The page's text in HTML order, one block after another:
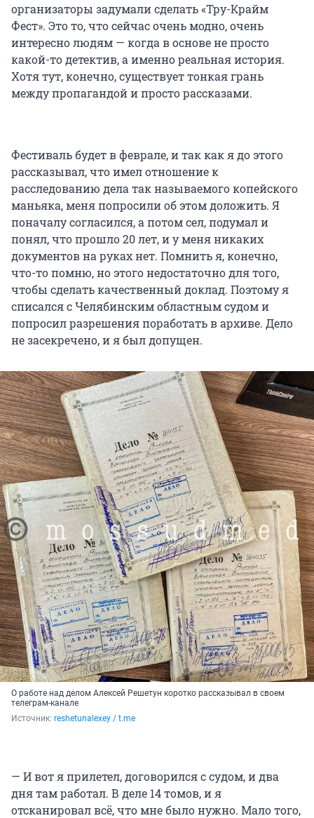
организаторы задумали сделать «Тру-Крайм
Фест». Это то, что сейчас очень модно, очень
интересно людям — когда в основе не просто
какой-то детектив, а именно реальная история.
Хотя тут, конечно, существует тонкая грань
между пропагандой и просто рассказами.
Фестиваль будет в феврале, и так как я до этого
рассказывал, что имел отношение к
расследованию дела так называемого копейского
маньяка, меня попросили об этом доложить. Я
поначалу согласился, а потом сел, подумал и
понял, что прошло 20 лет, и у меня никаких
документов на руках нет. Помнить я, конечно,
что-то помню, но этого недостаточно для того,
чтобы сделать качественный доклад. Поэтому я
списался с Челябинским областным судом и
попросил разрешения поработать в архиве. Дело
не засекречено, и я был допущен.
О работе над делом Алексей Решетун коротко рассказывал в своем
телеграм-канале
Источник: reshetunalexey / t.me
— И вот я прилетел, договорился с судом, и два
дня там работал. В деле 14 томов, и я
отсканировал всё, что мне было нужно. Мало того,